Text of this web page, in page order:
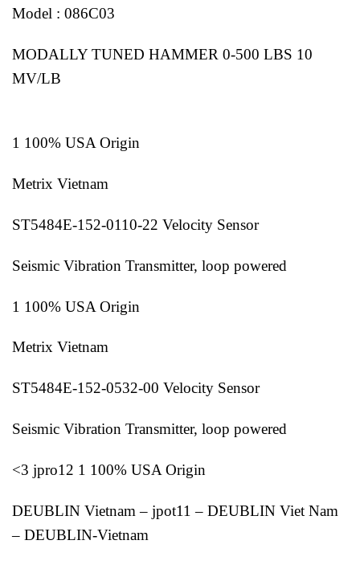
Model : 086C03
MODALLY TUNED HAMMER 0-500 LBS 10
MV/LB
1 100% USA Origin
Metrix Vietnam
ST5484E-152-0110-22 Velocity Sensor
Seismic Vibration Transmitter, loop powered
1 100% USA Origin
Metrix Vietnam
ST5484E-152-0532-00 Velocity Sensor
Seismic Vibration Transmitter, loop powered
<3 jpro12 1 100% USA Origin
DEUBLIN Vietnam – jpot11 – DEUBLIN Viet Nam
– DEUBLIN-Vietnam